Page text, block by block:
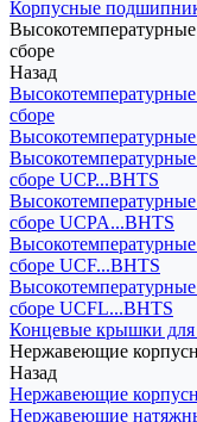
Корпусные
сборе
Назад
сборе
сборе UCP...BHTS
сборе UCPA...BHTS
сборе UCF...BHTS
сборе UCFL...BHTS
Концевые крышки для
Нержавеющие
Назад
Нержавеющие
Нержавеющие